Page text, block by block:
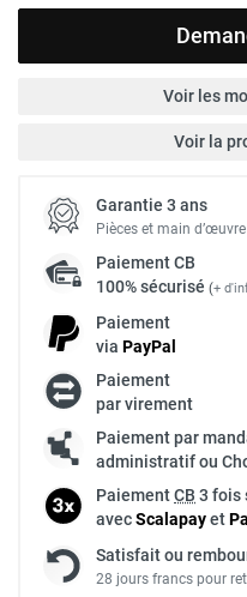
Voir les
Voir la
Garantie 3 ans
Pièces et main d’œuvre
PaiementCB
100% sécurisé (+
Paiement
via PayPal
Paiement
par virement
Paiement par
administratif ou
PaiementCB 3 fois
avecScalapayet
Satisfait ou
28 jours francs pour